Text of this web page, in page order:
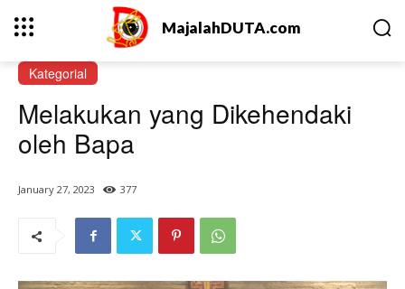
MajalahDUTA.com
Kategorial
Melakukan yang Dikehendaki
oleh Bapa
January 27, 2023 377